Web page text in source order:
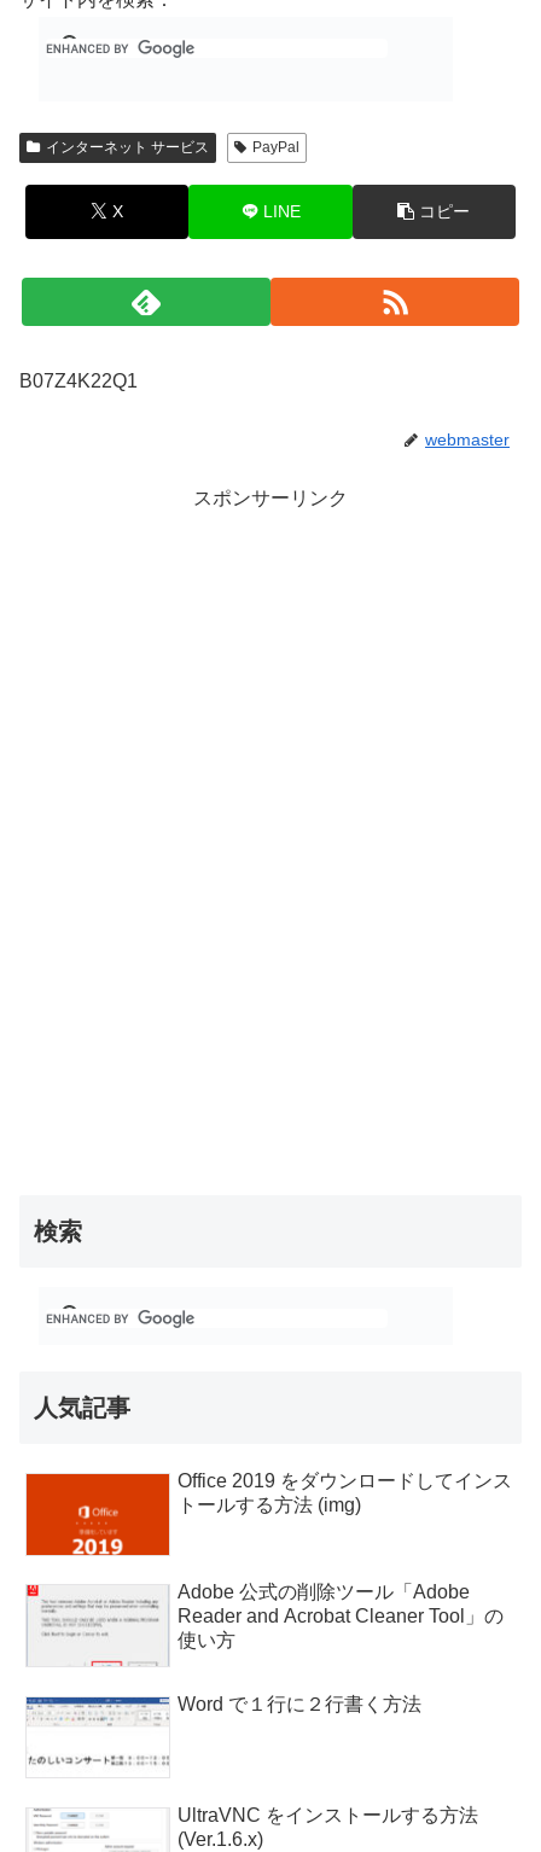
インターネット サービス PayPal
X LINE コピー
B07Z4K22Q1
webmaster
スポンサーリンク
検索
人気記事
Office 2019 をダウンロードしてインス
トールする方法 (img)
Adobe 公式の削除ツール「Adobe
Reader and Acrobat Cleaner Tool」の
使い方
Word で１行に２行書く方法
UltraVNC をインストールする方法
(Ver.1.6.x)